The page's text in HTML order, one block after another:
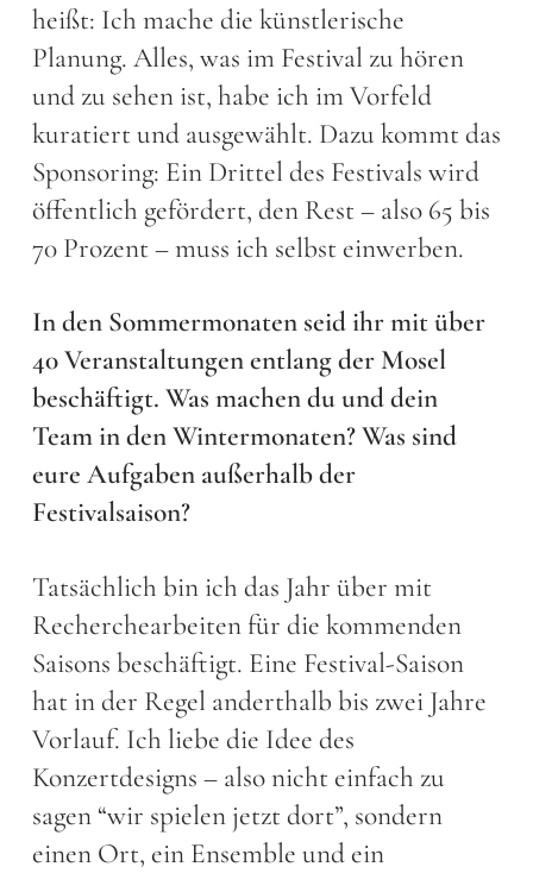
heißt: Ich mache die künstlerische
Planung. Alles, was im Festival zu hören
und zu sehen ist, habe ich im Vorfeld
kuratiert und ausgewählt. Dazu kommt das
Sponsoring: Ein Drittel des Festivals wird
öffentlich gefördert, den Rest – also 65 bis
70 Prozent – muss ich selbst einwerben.
In den Sommermonaten seid ihr mit über
40 Veranstaltungen entlang der Mosel
beschäftigt. Was machen du und dein
Team in den Wintermonaten? Was sind
eure Aufgaben außerhalb der
Festivalsaison?
Tatsächlich bin ich das Jahr über mit
Recherchearbeiten für die kommenden
Saisons beschäftigt. Eine Festival-Saison
hat in der Regel anderthalb bis zwei Jahre
Vorlauf. Ich liebe die Idee des
Konzertdesigns – also nicht einfach zu
sagen “wir spielen jetzt dort”, sondern
einen Ort, ein Ensemble und ein